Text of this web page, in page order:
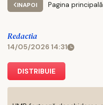
INAPOI Pagina principală
Redactia
14/05/2026 14:31
DISTRIBUIE